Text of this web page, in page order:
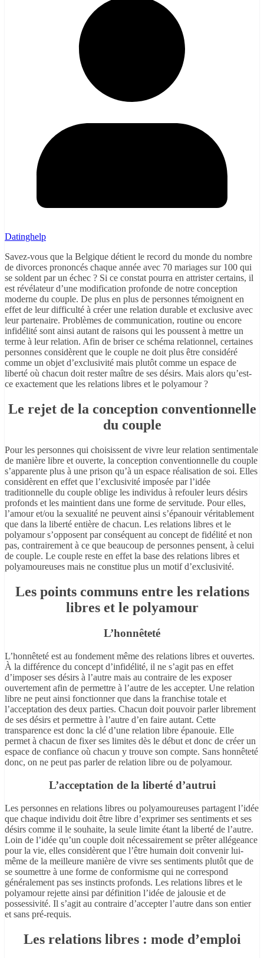
Datinghelp
Savez-vous que la Belgique détient le record du monde du nombre
de divorces prononcés chaque année avec 70 mariages sur 100 qui
se soldent par un échec ? Si ce constat pourra en attrister certains, il
est révélateur d’une modification profonde de notre conception
moderne du couple. De plus en plus de personnes témoignent en
effet de leur difficulté à créer une relation durable et exclusive avec
leur partenaire. Problèmes de communication, routine ou encore
infidélité sont ainsi autant de raisons qui les poussent à mettre un
terme à leur relation. Afin de briser ce schéma relationnel, certaines
personnes considèrent que le couple ne doit plus être considéré
comme un objet d’exclusivité mais plutôt comme un espace de
liberté où chacun doit rester maître de ses désirs. Mais alors qu’est-
ce exactement que les relations libres et le polyamour ?
Le rejet de la conception conventionnelle
du couple
Pour les personnes qui choisissent de vivre leur relation sentimentale
de manière libre et ouverte, la conception conventionnelle du couple
s’apparente plus à une prison qu’à un espace réalisation de soi. Elles
considèrent en effet que l’exclusivité imposée par l’idée
traditionnelle du couple oblige les individus à refouler leurs désirs
profonds et les maintient dans une forme de servitude. Pour elles,
l’amour et/ou la sexualité ne peuvent ainsi s’épanouir véritablement
que dans la liberté entière de chacun. Les relations libres et le
polyamour s’opposent par conséquent au concept de fidélité et non
pas, contrairement à ce que beaucoup de personnes pensent, à celui
de couple. Le couple reste en effet la base des relations libres et
polyamoureuses mais ne constitue plus un motif d’exclusivité.
Les points communs entre les relations
libres et le polyamour
L’honnêteté
L’honnêteté est au fondement même des relations libres et ouvertes.
À la différence du concept d’infidélité, il ne s’agit pas en effet
d’imposer ses désirs à l’autre mais au contraire de les exposer
ouvertement afin de permettre à l’autre de les accepter. Une relation
libre ne peut ainsi fonctionner que dans la franchise totale et
l’acceptation des deux parties. Chacun doit pouvoir parler librement
de ses désirs et permettre à l’autre d’en faire autant. Cette
transparence est donc la clé d’une relation libre épanouie. Elle
permet à chacun de fixer ses limites dès le début et donc de créer un
espace de confiance où chacun y trouve son compte. Sans honnêteté
donc, on ne peut pas parler de relation libre ou de polyamour.
L’acceptation de la liberté d’autrui
Les personnes en relations libres ou polyamoureuses partagent l’idée
que chaque individu doit être libre d’exprimer ses sentiments et ses
désirs comme il le souhaite, la seule limite étant la liberté de l’autre.
Loin de l’idée qu’un couple doit nécessairement se prêter allégeance
pour la vie, elles considèrent que l’être humain doit convenir lui-
même de la meilleure manière de vivre ses sentiments plutôt que de
se soumettre à une forme de conformisme qui ne correspond
généralement pas ses instincts profonds. Les relations libres et le
polyamour rejette ainsi par définition l’idée de jalousie et de
possessivité. Il s’agit au contraire d’accepter l’autre dans son entier
et sans pré-requis.
Les relations libres : mode d’emploi